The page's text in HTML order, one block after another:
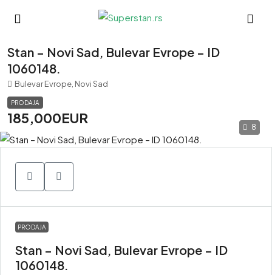
Stan – Novi Sad, Bulevar Evrope – ID
1060148.
Bulevar Evrope, Novi Sad
PRODAJA
185,000EUR
8
PRODAJA
Stan – Novi Sad, Bulevar Evrope – ID
1060148.